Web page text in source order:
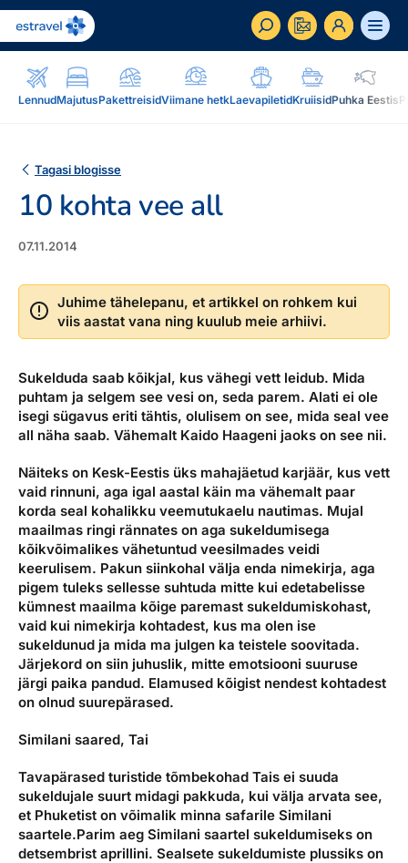
LennudMajutusPakettreisidViimane hetkLaevapiletidKruiisidPuhka Eestis
ET RU EN
Inspiratsioon & blogi
Blogi, sihtkohad, podcastid, ajakiri, uudiskiri...
Sihtkohad
Podcastid
Uudiskiri
Reisiajakiri Traveller
Järelmaks, Estraveli kinkekaart, Airalo eSim,
reisikaubad.ee...
Estraveli kinkekaart
Reisitarvete e-pood
Reisija meelespea
Boonuspunktid, Kuldkaart, Platinum kaart...
Kuldkaart
Püsisoodustused
Boonuspunktid
Meist
Ettevõttest, kontaktid, reisikonsultandi teenus, tule
tööle, uudised...
Ettevõttest
Kontaktid
Reisikonsultandi teenus
Tule tööle
Uudised
Tagasi blogisse
10 kohta vee all
07.11.2014
Juhime tähelepanu, et artikkel on rohkem kui
viis aastat vana ning kuulub meie arhiivi.
Sukelduda saab kõikjal, kus vähegi vett leidub. Mida
puhtam ja selgem see vesi on, seda parem. Alati ei ole
isegi sügavus eriti tähtis, olulisem on see, mida seal vee
all näha saab. Vähemalt Kaido Haageni jaoks on see nii.
Näiteks on Kesk-Eestis üks mahajäetud karjäär, kus vett
vaid rinnuni, aga igal aastal käin ma vähemalt paar
korda seal kohalikku veemutukaelu nautimas. Mujal
maailmas ringi rännates on aga sukeldumisega
kõikvõimalikes vähetuntud veesilmades veidi
keerulisem. Pakun siinkohal välja enda nimekirja, aga
pigem tuleks sellesse suhtuda mitte kui edetabelisse
kümnest maailma kõige paremast sukeldumiskohast,
vaid kui nimekirja kohtadest, kus ma olen ise
sukeldunud ja mida ma julgen ka teistele soovitada.
Järjekord on siin juhuslik, mitte emotsiooni suuruse
järgi paika pandud. Elamused kõigist nendest kohtadest
on olnud suurepärased.
Similani saared, Tai
Tavapärased turistide tõmbekohad Tais ei suuda
sukeldujale suurt midagi pakkuda, kui välja arvata see,
et Phuketist on võimalik minna safarile Similani
saartele.Parim aeg Similani saartel sukeldumiseks on
detsembrist aprillini. Sealsete sukeldumiste plussiks on